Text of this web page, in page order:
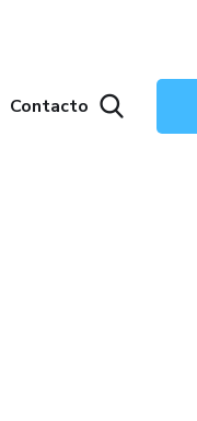
Contacto